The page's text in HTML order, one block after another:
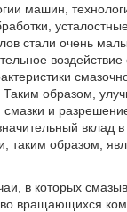
машин,
стали очень
воздействие
Таким образом,
смазки и
вклад
таким образом,
в которых
во вращающихся